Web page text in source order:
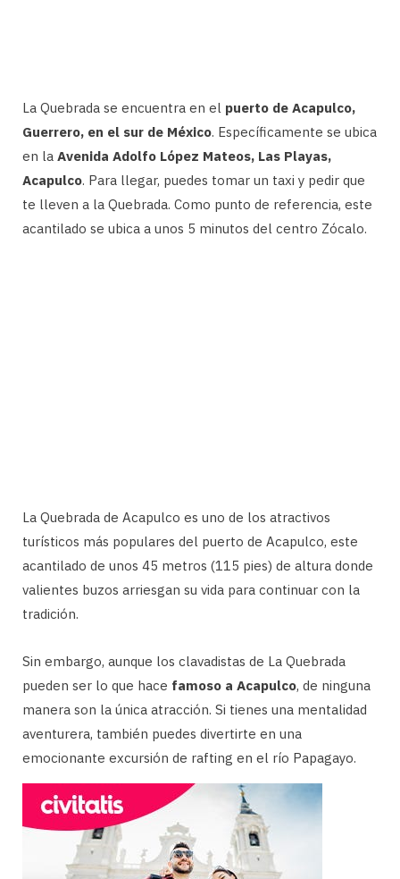
La Quebrada se encuentra en el puerto de Acapulco,
Guerrero, en el sur de México. Específicamente se ubica
en la Avenida Adolfo López Mateos, Las Playas,
Acapulco. Para llegar, puedes tomar un taxi y pedir que
te lleven a la Quebrada. Como punto de referencia, este
acantilado se ubica a unos 5 minutos del centro Zócalo.
La Quebrada de Acapulco es uno de los atractivos
turísticos más populares del puerto de Acapulco, este
acantilado de unos 45 metros (115 pies) de altura donde
valientes buzos arriesgan su vida para continuar con la
tradición.
Sin embargo, aunque los clavadistas de La Quebrada
pueden ser lo que hace famoso a Acapulco, de ninguna
manera son la única atracción. Si tienes una mentalidad
aventurera, también puedes divertirte en una
emocionante excursión de rafting en el río Papagayo.